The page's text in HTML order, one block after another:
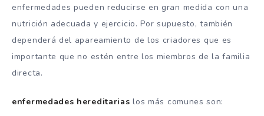
enfermedades pueden reducirse en gran medida con una
nutrición adecuada y ejercicio. Por supuesto, también
dependerá del apareamiento de los criadores que es
importante que no estén entre los miembros de la familia
directa.
enfermedades hereditarias los más comunes son: